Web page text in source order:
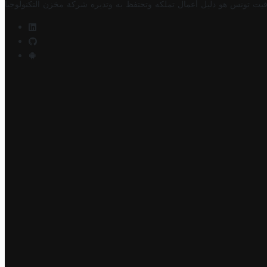
تونس هو دليل أعمال تملكه وتحتفظ به وتديره شركة مخزن التكنولوجيا